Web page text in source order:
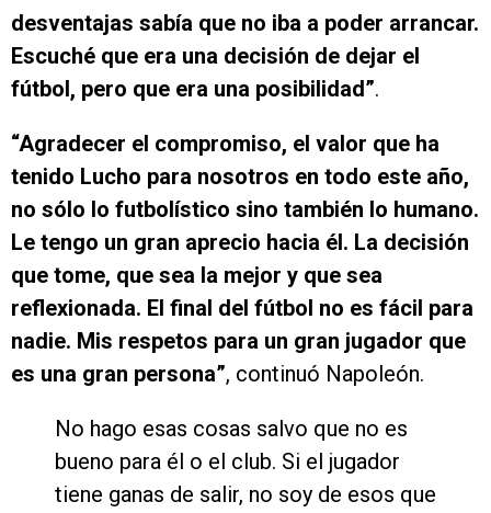
desventajas sabía que no iba a poder arrancar.
Escuché que era una decisión de dejar el
fútbol, pero que era una posibilidad”.
“Agradecer el compromiso, el valor que ha
tenido Lucho para nosotros en todo este año,
no sólo lo futbolístico sino también lo humano.
Le tengo un gran aprecio hacia él. La decisión
que tome, que sea la mejor y que sea
reflexionada. El final del fútbol no es fácil para
nadie. Mis respetos para un gran jugador que
es una gran persona”, continuó Napoleón.
No hago esas cosas salvo que no es
bueno para él o el club. Si el jugador
tiene ganas de salir, no soy de esos que